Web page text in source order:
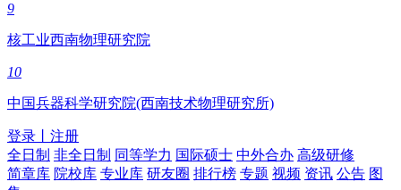
9
核工业西南物理研究院
10
中国兵器科学研究院(西南技术物理研究所)
登录
注册
全日制 非全日制 同等学力 国际硕士 中外合办 高级研修
简章库 院校库 专业库 研友圈 排行榜 专题 视频 资讯 公告 图